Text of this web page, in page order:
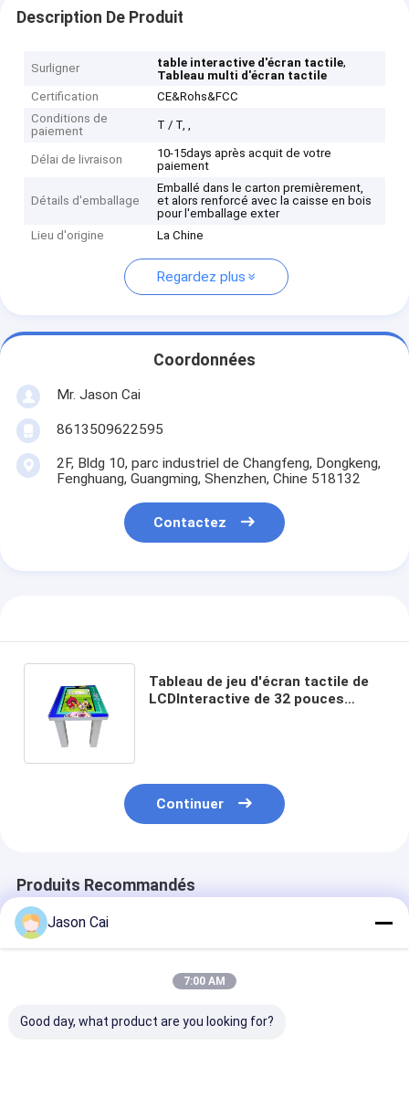
Description De Produit
Surligner table interactive d'écran tactile,
Tableau multi d'écran tactile
Certification
CE&Rohs&FCC
Conditions de
paiement
T / T, ,
Délai de livraison
10-15days après acquit de votre
paiement
Détails d'emballage
Emballé dans le carton premièrement,
et alors renforcé avec la caisse en bois
pour l'emballage exter
Lieu d'origine
La Chine
Regardez plus
Coordonnées
Mr. Jason Cai
8613509622595
2F, Bldg 10, parc industriel de Changfeng, Dongkeng,
Fenghuang, Guangming, Shenzhen, Chine 518132
Contactez
Tableau de jeu d'écran tactile de
LCDInteractive de 32 pouces
Continuer
Produits Recommandés
Jason Cai
7:00 AM
Good day, what product are you looking for?